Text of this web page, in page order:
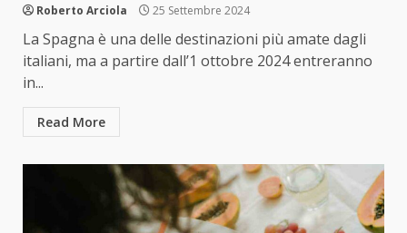
Roberto Arciola 25 Settembre 2024
La Spagna è una delle destinazioni più amate dagli
italiani, ma a partire dall’1 ottobre 2024 entreranno
in...
Read More